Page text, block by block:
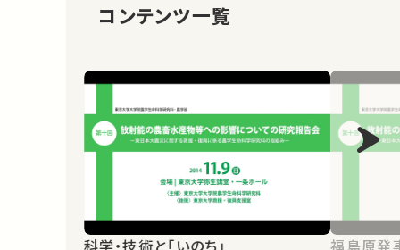
コンテンツ一覧
科学・技術と「いのち」 福島原発